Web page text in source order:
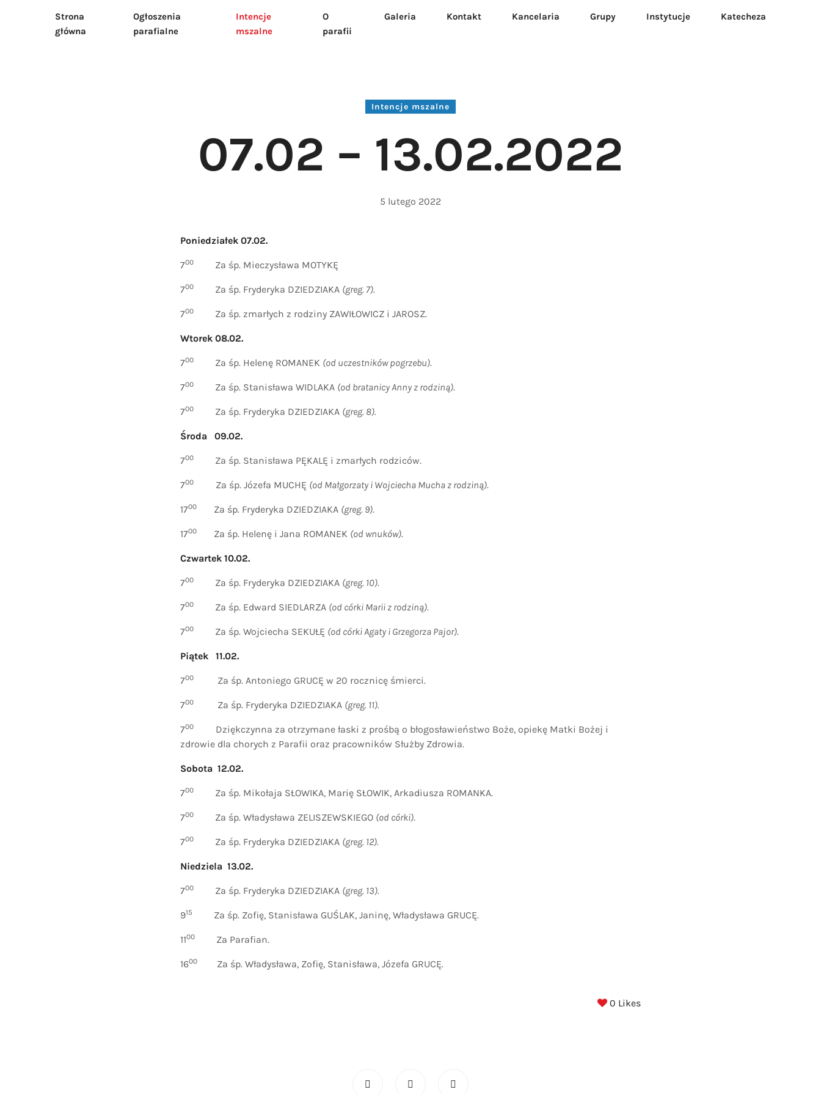
Strona
główna
Ogłoszenia
parafialne
Intencje
mszalne
O
parafii
Galeria Kontakt Kancelaria Grupy Instytucje Katecheza
07.02 – 13.02.2022
Intencje mszalne
07.02 – 13.02.2022
5 lutego 2022
Poniedziałek 07.02.
700 Za śp. Mieczysława MOTYKĘ
700 Za śp. Fryderyka DZIEDZIAKA (greg. 7).
700 Za śp. zmarłych z rodziny ZAWIŁOWICZ i JAROSZ.
Wtorek 08.02.
700 Za śp. Helenę ROMANEK (od uczestników pogrzebu).
700 Za śp. Stanisława WIDLAKA (od bratanicy Anny z rodziną).
700 Za śp. Fryderyka DZIEDZIAKA (greg. 8).
Środa 09.02.
700 Za śp. Stanisława PĘKALĘ i zmarłych rodziców.
700 Za śp. Józefa MUCHĘ (od Małgorzaty i Wojciecha Mucha z rodziną).
1700 Za śp. Fryderyka DZIEDZIAKA (greg. 9).
1700 Za śp. Helenę i Jana ROMANEK (od wnuków).
Czwartek 10.02.
700 Za śp. Fryderyka DZIEDZIAKA (greg. 10).
700 Za śp. Edward SIEDLARZA (od córki Marii z rodziną).
700 Za śp. Wojciecha SEKUŁĘ (od córki Agaty i Grzegorza Pajor).
Piątek 11.02.
700 Za śp. Antoniego GRUCĘ w 20 rocznicę śmierci.
700 Za śp. Fryderyka DZIEDZIAKA (greg. 11).
700
Dziękczynna za otrzymane łaski z prośbą o błogosławieństwo Boże, opiekę Matki Bożej i
zdrowie dla chorych z Parafii oraz pracowników Służby Zdrowia.
Sobota 12.02.
700 Za śp. Mikołaja SŁOWIKA, Marię SŁOWIK, Arkadiusza ROMANKA.
700 Za śp. Władysława ZELISZEWSKIEGO (od córki).
700 Za śp. Fryderyka DZIEDZIAKA (greg. 12).
Niedziela 13.02.
700 Za śp. Fryderyka DZIEDZIAKA (greg. 13).
915 Za śp. Zofię, Stanisława GUŚLAK, Janinę, Władysława GRUCĘ.
1100 Za Parafian.
1600 Za śp. Władysława, Zofię, Stanisława, Józefa GRUCĘ.
0 Likes